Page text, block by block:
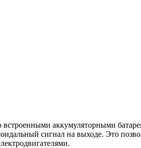
аккумуляторными
сигнал на выходе. Это